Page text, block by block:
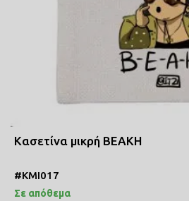
Κασετίνα μικρή ΒΕΑΚΗ
#ΚΜΙ017
Σε απόθεμα